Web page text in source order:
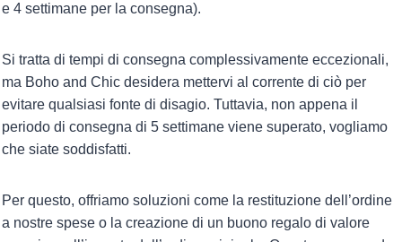
e 4 settimane per la consegna).
Si tratta di tempi di consegna complessivamente eccezionali,
ma Boho and Chic desidera mettervi al corrente di ciò per
evitare qualsiasi fonte di disagio. Tuttavia, non appena il
periodo di consegna di 5 settimane viene superato, vogliamo
che siate soddisfatti.
Per questo, offriamo soluzioni come la restituzione dell’ordine
a nostre spese o la creazione di un buono regalo di valore